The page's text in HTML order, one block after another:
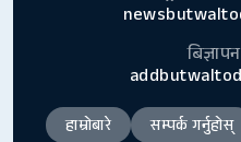
हाम्रोबारे सम्पर्क गर्नुहोस्